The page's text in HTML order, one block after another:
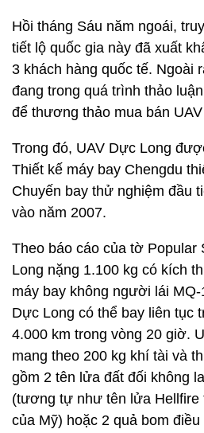
Hồi tháng Sáu năm ngoái,
tiết lộ quốc gia này đã xuất
3 khách hàng quốc tế. Ngoài
đang trong quá trình thảo
để thương thảo mua bán
Trong đó, UAV Dực Long
Thiết kế máy bay Chengdu
Chuyến bay thử nghiệm đầu
vào năm 2007.
Theo báo cáo của tờ Popular
Long nặng 1.100 kg có kích
máy bay không người lái
Dực Long có thể bay liên tục
4.000 km trong vòng 20 giờ.
mang theo 200 kg khí tài và
gồm 2 tên lửa đất đối không
(tương tự như tên lửa Hellfire
của Mỹ) hoặc 2 quả bom